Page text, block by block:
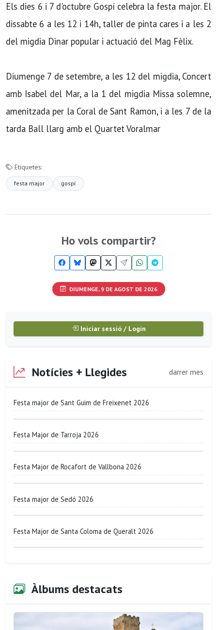
Els dies 6 i 7 d'octubre Gospí celebra la festa major. El
dissabte 6 a les 12 i 14h, taller de pinta cares i a les 2
del migdia Dinar popular i actuació del Mag Fèlix.
Diumenge 7 de setembre, a les 12 del migdia, Concert
amb Isabel del Mar, a la 1 del migdia Missa solemne,
amenitzada per la Coral de Sant Ramon, i a les 7 de la
tarda Ball llarg amb el Quartet Voralmar
Etiquetes:
festa major gospí
Ho vols compartir?
DIUMENGE, 9 DE AGOST DE 2026
Iniciar sessió / Login
Notícies + Llegides darrer mes
Festa major de Sant Guim de Freixenet 2026
Festa Major de Tarroja 2026
Festa Major de Rocafort de Vallbona 2026
Festa major de Sedó 2026
Festa Major de Santa Coloma de Queralt 2026
Àlbums destacats